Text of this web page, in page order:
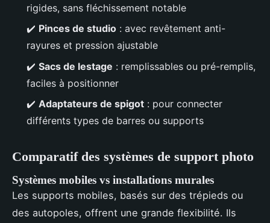
rigides, sans fléchissement notable
✔️ Pinces de studio : avec revêtement anti-
rayures et pression ajustable
✔️ Sacs de lestage : remplissables ou pré-remplis,
faciles à positionner
✔️ Adaptateurs de spigot : pour connecter
différents types de barres ou supports
Comparatif des systèmes de support photo
Systèmes mobiles vs installations murales
Les supports mobiles, basés sur des trépieds ou
des autopoles, offrent une grande flexibilité. Ils